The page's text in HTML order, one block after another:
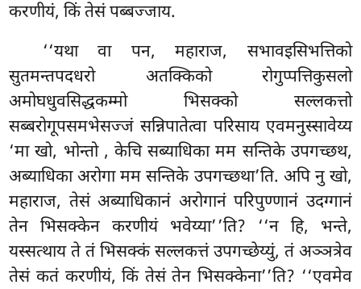
करणीयं, किं तेसं पब्बज्जाय.
‘‘यथा वा पन, महाराज, सभावइसिभत्तिको
सुतमन्तपदधरो अतक्किको रोगुप्पत्तिकुसलो
अमोघधुवसिद्धकम्मो भिसक्को सल्लकत्तो
सब्बरोगूपसमभेसज्जं सन्निपातेत्वा परिसाय एवमनुस्सावेय्य
‘मा खो, भोन्तो , केचि सब्याधिका मम सन्तिके उपगच्छथ,
अब्याधिका अरोगा मम सन्तिके उपगच्छथा’ति. अपि नु खो,
महाराज, तेसं अब्याधिकानं अरोगानं परिपुण्णानं उदग्गानं
तेन भिसक्केन करणीयं भवेय्या’’ति? ‘‘न हि, भन्ते,
यस्सत्थाय ते तं भिसक्कं सल्लकत्तं उपगच्छेय्युं, तं अञ्ञत्रेव
तेसं कतं करणीयं, किं तेसं तेन भिसक्केना’’ति? ‘‘एवमेव